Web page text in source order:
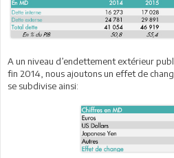
A un niveau d’endettement extérieur
fin 2014, nous ajoutons un effet de
se subdivise ainsi: